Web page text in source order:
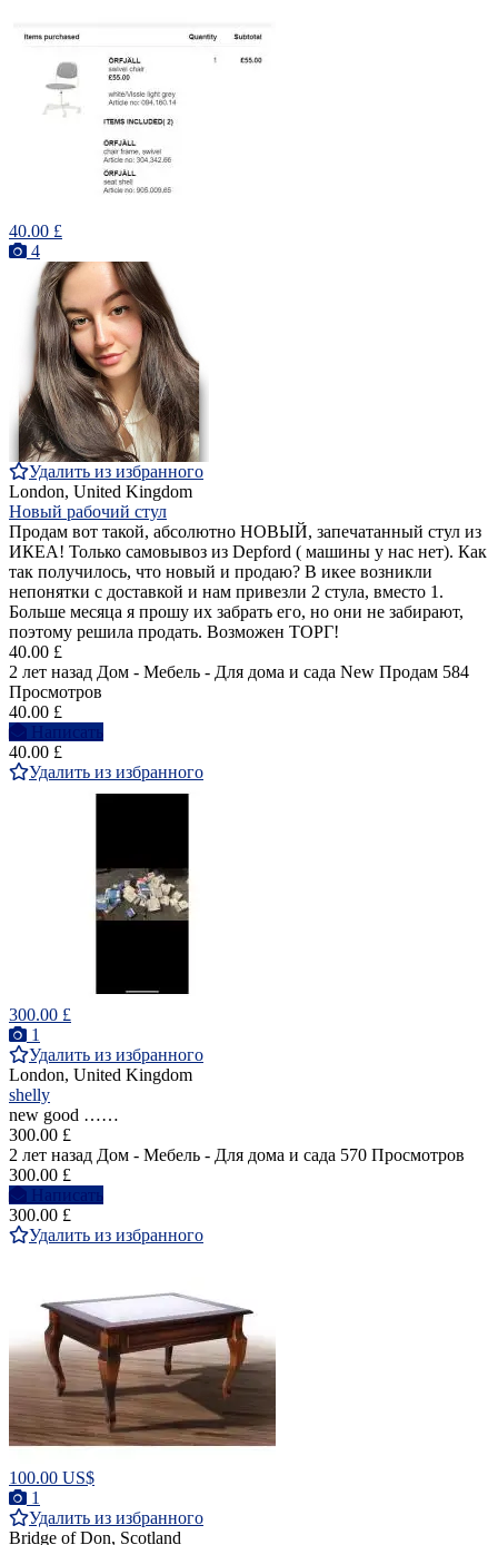
40.00 £
4
Удалить из избранного
London, United Kingdom
Новый рабочий стул
Продам вот такой, абсолютно НОВЫЙ, запечатанный стул из
ИКЕА! Только самовывоз из Depford ( машины у нас нет). Как
так получилось, что новый и продаю? В икее возникли
непонятки с доставкой и нам привезли 2 стула, вместо 1.
Больше месяца я прошу их забрать его, но они не забирают,
поэтому решила продать. Возможен ТОРГ!
40.00 £
2 лет назад Дом - Мебель - Для дома и сада New Продам 584
Просмотров
40.00 £
Написать
40.00 £
Удалить из избранного
300.00 £
1
Удалить из избранного
London, United Kingdom
shelly
new good ……
300.00 £
2 лет назад Дом - Мебель - Для дома и сада 570 Просмотров
300.00 £
Написать
300.00 £
Удалить из избранного
100.00 US$
1
Удалить из избранного
Bridge of Don, Scotland